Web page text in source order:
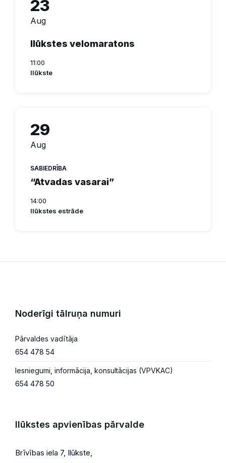
23
Aug
Ilūkstes velomaratons
11:00
Ilūkste
29
Aug
SABIEDRĪBA
“Atvadas vasarai”
14:00
Ilūkstes estrāde
Noderīgi tālruņa numuri
Pārvaldes vadītāja
654 478 54
Iesniegumi, informācija, konsultācijas (VPVKAC)
654 478 50
Ilūkstes apvienības pārvalde
Brīvības iela 7, Ilūkste,